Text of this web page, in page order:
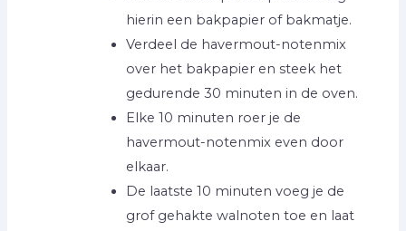
hierin een bakpapier of bakmatje.
Verdeel de havermout-notenmix
over het bakpapier en steek het
gedurende 30 minuten in de oven.
Elke 10 minuten roer je de
havermout-notenmix even door
elkaar.
De laatste 10 minuten voeg je de
grof gehakte walnoten toe en laat